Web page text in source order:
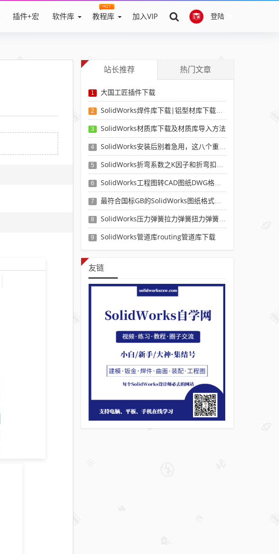
登陆
插件+宏 软件库 教程库 加入VIP
站长推荐 热门文章
1 大国工匠插件下载
2 SolidWorks焊件库下载|铝型材库下载|附sw焊件库添加配置使用教程
3 SolidWorks材质库下载及材质库导入方法
4 SolidWorks安装后别着急用，这八个重要SolidWorks设置可以提高你的画图效率
5 SolidWorks折弯系数之K因子和折弯扣除表-溪风推荐
6 SolidWorks工程图转CAD图纸DWG格式映射文件无乱码可分层-溪风亲测推荐
7 最符合国标GB的SolidWorks图纸格式和图纸模板下载-溪风专用版
8 SolidWorks压力弹簧拉力弹簧扭力弹簧涡卷弹簧自动生成宏程序下载
9 SolidWorks管道库routing管道库下载
友链